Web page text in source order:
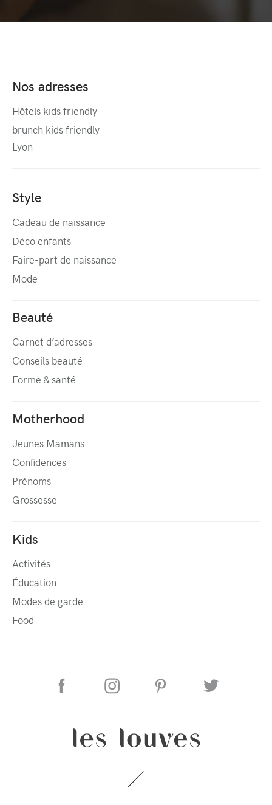
Nos adresses
Hôtels kids friendly
brunch kids friendly
Lyon
Style
Cadeau de naissance
Déco enfants
Faire-part de naissance
Mode
Beauté
Carnet d’adresses
Conseils beauté
Forme & santé
Motherhood
Jeunes Mamans
Confidences
Prénoms
Grossesse
Kids
Activités
Éducation
Modes de garde
Food